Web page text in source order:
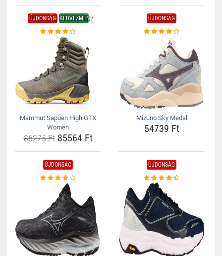
ÚJDONSÁG KEDVEZMÉNY
Mammut Sapuen High GTX
Women
86275 Ft85564 Ft
ÚJDONSÁG
Mizuno Sky Medal
54739 Ft
ÚJDONSÁG ÚJDONSÁG